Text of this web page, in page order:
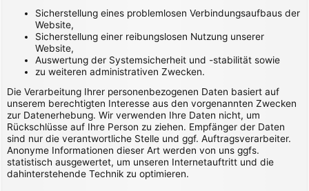
Sicherstellung eines problemlosen Verbindungsaufbaus der
Website,
Sicherstellung einer reibungslosen Nutzung unserer
Website,
Auswertung der Systemsicherheit und -stabilität sowie
zu weiteren administrativen Zwecken.
Die Verarbeitung Ihrer personenbezogenen Daten basiert auf
unserem berechtigten Interesse aus den vorgenannten Zwecken
zur Datenerhebung. Wir verwenden Ihre Daten nicht, um
Rückschlüsse auf Ihre Person zu ziehen. Empfänger der Daten
sind nur die verantwortliche Stelle und ggf. Auftragsverarbeiter.
Anonyme Informationen dieser Art werden von uns ggfs.
statistisch ausgewertet, um unseren Internetauftritt und die
dahinterstehende Technik zu optimieren.